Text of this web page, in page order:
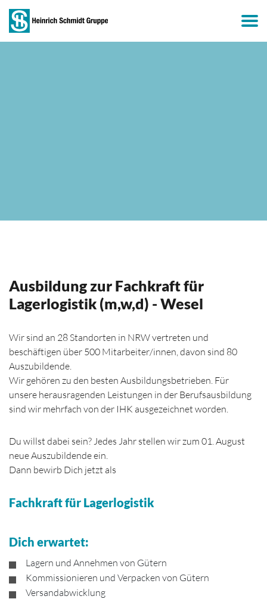
Ausbildung zur Fachkraft für
Lagerlogistik (m,w,d) - Wesel
Wir sind an 28 Standorten in NRW vertreten und
beschäftigen über 500 Mitarbeiter/innen, davon sind 80
Auszubildende.
Wir gehören zu den besten Ausbildungsbetrieben. Für
unsere herausragenden Leistungen in der Berufsausbildung
sind wir mehrfach von der IHK ausgezeichnet worden.
Du willst dabei sein? Jedes Jahr stellen wir zum 01. August
neue Auszubildende ein.
Dann bewirb Dich jetzt als
Fachkraft für Lagerlogistik
Dich erwartet:
Lagern und Annehmen von Gütern
Kommissionieren und Verpacken von Gütern
Versandabwicklung